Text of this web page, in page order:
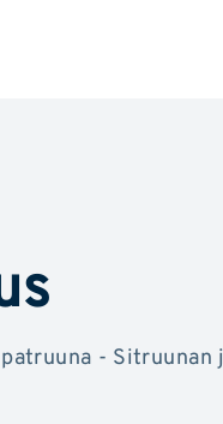
patruuna -